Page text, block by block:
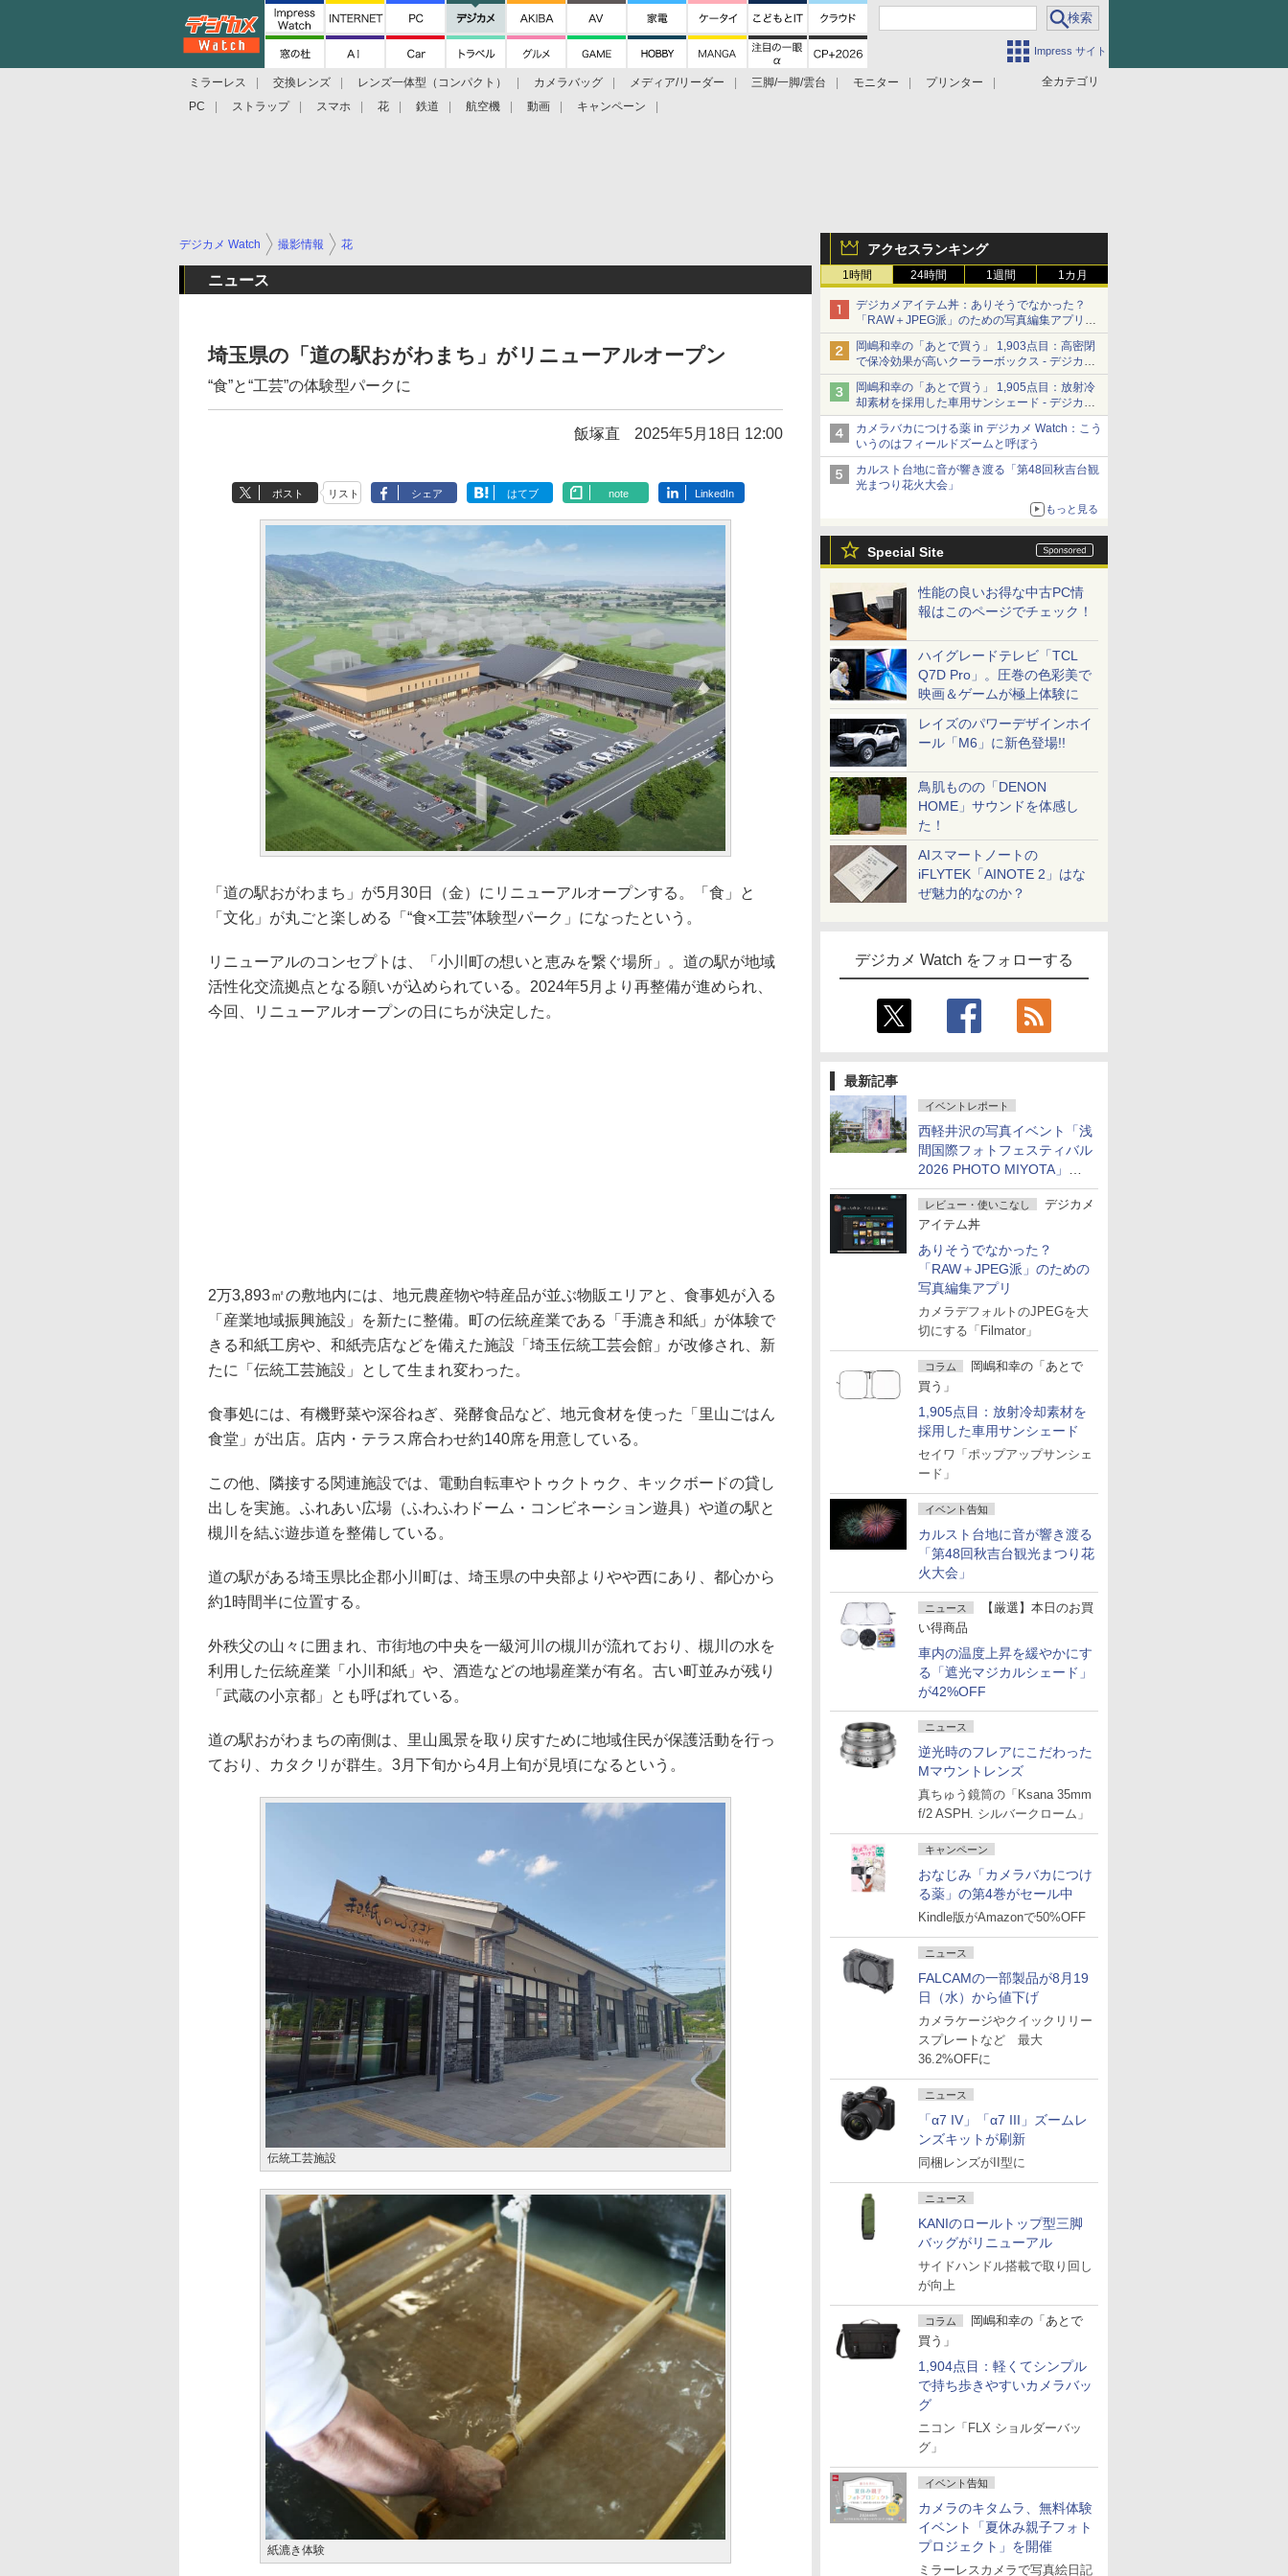
Impress サイト
全カテゴリ
ミラーレス 交換レンズ レンズ一体型（コンパクト） カメラバッグ メディア/リーダー 三脚/一脚/雲台 モニター
プリンター
PC
ストラップ スマホ 花 鉄道 航空機 動画 キャンペーン
アクセスランキング
1時間 24時間 1週間 1カ月
デジカメアイテム丼：ありそうでなかった？
「RAW＋JPEG派」のための写真編集アプリ
カメラデフォルトのJPEGを大切にする
「Filmator」
岡嶋和幸の「あとで買う」 1,903点目：高密閉
で保冷効果が高いクーラーボックス - デジカメ
Watch
岡嶋和幸の「あとで買う」 1,905点目：放射冷
却素材を採用した車用サンシェード - デジカメ
Watch
カメラバカにつける薬 in デジカメ Watch：こう
いうのはフィールドズームと呼ぼう
カルスト台地に音が響き渡る「第48回秋吉台観
光まつり花火大会」
もっと見る
Special Site
性能の良いお得な中古PC情
報はこのページでチェック！
ハイグレードテレビ「TCL
Q7D Pro」。圧巻の色彩美で
映画＆ゲームが極上体験に
レイズのパワーデザインホイ
ール「M6」に新色登場!!
鳥肌ものの「DENON
HOME」サウンドを体感し
た！
AIスマートノートの
iFLYTEK「AINOTE 2」はな
ぜ魅力的なのか？
デジカメ Watch をフォローする
最新記事
イベントレポート
西軽井沢の写真イベント「浅
間国際フォトフェスティバル
2026 PHOTO MIYOTA」が
開幕
レビュー・使いこなし
デジカメ
アイテム丼
ありそうでなかった？
「RAW＋JPEG派」のための
写真編集アプリ
カメラデフォルトのJPEGを大
切にする「Filmator」
コラム
岡嶋和幸の「あとで
買う」
1,905点目：放射冷却素材を
採用した車用サンシェード
セイワ「ポップアップサンシェ
ード」
イベント告知
カルスト台地に音が響き渡る
「第48回秋吉台観光まつり花
火大会」
ニュース
【厳選】本日のお買
い得商品
車内の温度上昇を緩やかにす
る「遮光マジカルシェード」
が42%OFF
ニュース
逆光時のフレアにこだわった
Mマウントレンズ
真ちゅう鏡筒の「Ksana 35mm
f/2 ASPH. シルバークローム」
キャンペーン
おなじみ「カメラバカにつけ
る薬」の第4巻がセール中
Kindle版がAmazonで50%OFF
ニュース
FALCAMの一部製品が8月19
日（水）から値下げ
カメラケージやクイックリリー
スプレートなど 最大
36.2%OFFに
ニュース
「α7 IV」「α7 III」ズームレ
ンズキットが刷新
同梱レンズがII型に
ニュース
KANIのロールトップ型三脚
バッグがリニューアル
サイドハンドル搭載で取り回し
が向上
コラム
岡嶋和幸の「あとで
買う」
1,904点目：軽くてシンプル
で持ち歩きやすいカメラバッ
グ
ニコン「FLX ショルダーバッ
グ」
イベント告知
カメラのキタムラ、無料体験
イベント「夏休み親子フォト
プロジェクト」を開催
ミラーレスカメラで写真絵日記
デジカメ Watch 撮影情報 花
ニュース
埼玉県の「道の駅おがわまち」がリニューアルオープン
“食”と“工芸”の体験型パークに
飯塚直 2025年5月18日 12:00
ポスト リスト シェア はてブ note LinkedIn
「道の駅おがわまち」が5月30日（金）にリニューアルオープンする。「食」と
「文化」が丸ごと楽しめる「“食×工芸”体験型パーク」になったという。
リニューアルのコンセプトは、「小川町の想いと恵みを繋ぐ場所」。道の駅が地域
活性化交流拠点となる願いが込められている。2024年5月より再整備が進められ、
今回、リニューアルオープンの日にちが決定した。
2万3,893㎡の敷地内には、地元農産物や特産品が並ぶ物販エリアと、食事処が入る
「産業地域振興施設」を新たに整備。町の伝統産業である「手漉き和紙」が体験で
きる和紙工房や、和紙売店などを備えた施設「埼玉伝統工芸会館」が改修され、新
たに「伝統工芸施設」として生まれ変わった。
食事処には、有機野菜や深谷ねぎ、発酵食品など、地元食材を使った「里山ごはん
食堂」が出店。店内・テラス席合わせ約140席を用意している。
この他、隣接する関連施設では、電動自転車やトゥクトゥク、キックボードの貸し
出しを実施。ふれあい広場（ふわふわドーム・コンビネーション遊具）や道の駅と
槻川を結ぶ遊歩道を整備している。
道の駅がある埼玉県比企郡小川町は、埼玉県の中央部よりやや西にあり、都心から
約1時間半に位置する。
外秩父の山々に囲まれ、市街地の中央を一級河川の槻川が流れており、槻川の水を
利用した伝統産業「小川和紙」や、酒造などの地場産業が有名。古い町並みが残り
「武蔵の小京都」とも呼ばれている。
道の駅おがわまちの南側は、里山風景を取り戻すために地域住民が保護活動を行っ
ており、カタクリが群生。3月下旬から4月上旬が見頃になるという。
伝統工芸施設
紙漉き体験